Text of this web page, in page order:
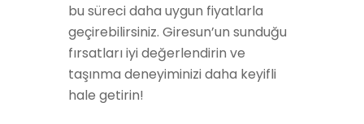
bu süreci daha uygun fiyatlarla
geçirebilirsiniz. Giresun’un sunduğu
fırsatları iyi değerlendirin ve
taşınma deneyiminizi daha keyifli
hale getirin!